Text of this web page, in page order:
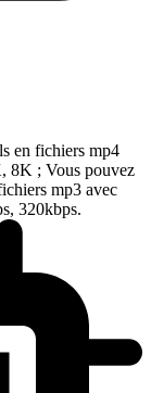
en fichiers mp4
8K ; Vous pouvez
mp3 avec
320kbps.